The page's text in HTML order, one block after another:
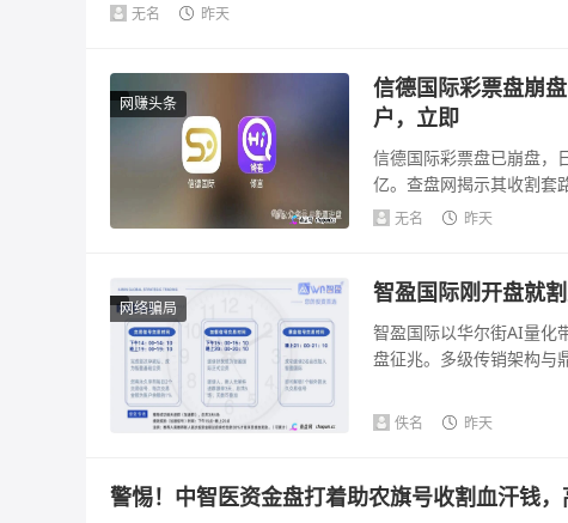
无名 昨天
网赚头条
信德国际彩票盘崩
户，立即
信德国际彩票盘已崩盘，
亿。查盘网揭示其收割套
可疑，法律风险...
无名 昨天
网络骗局
智盈国际刚开盘就
智盈国际以华尔街AI量化
盘征兆。多级传销架构与
佚名 昨天
警惕！中智医资金盘打着助农旗号收割血汗钱